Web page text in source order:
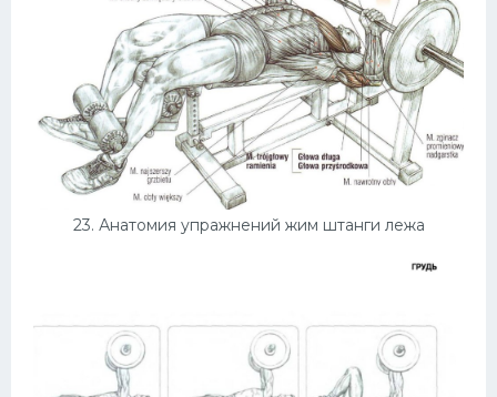
23. Анатомия упражнений жим штанги лежа